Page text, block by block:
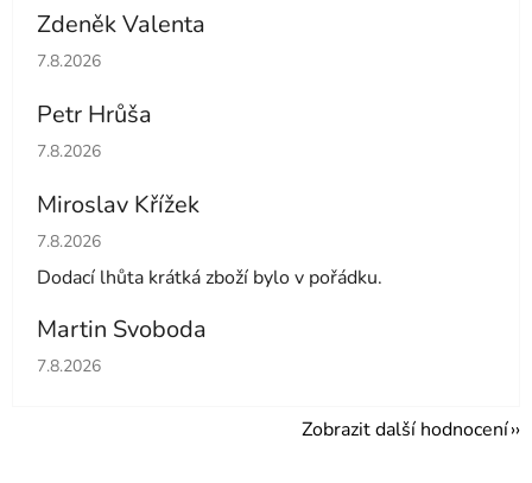
Zdeněk Valenta
Hodnocení obchodu je 5 z 5 hvězdiček.
7.8.2026
Petr Hrůša
Hodnocení obchodu je 5 z 5 hvězdiček.
7.8.2026
Miroslav Křížek
Hodnocení obchodu je 5 z 5 hvězdiček.
7.8.2026
Dodací lhůta krátká zboží bylo v pořádku.
Martin Svoboda
Hodnocení obchodu je 5 z 5 hvězdiček.
7.8.2026
Zobrazit další hodnocení